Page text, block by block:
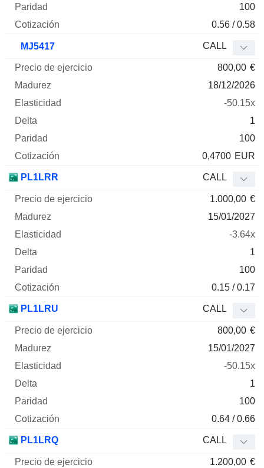
100
0.56 / 0.58
MJ5417 CALL
800,00 €
18/12/2026
-50.15x
1
100
0,4700 EUR
PL1LRR CALL
1.000,00 €
15/01/2027
-3.64x
1
100
0.15 / 0.17
PL1LRU CALL
800,00 €
15/01/2027
-50.15x
1
100
0.64 / 0.66
PL1LRQ CALL
1.200,00 €